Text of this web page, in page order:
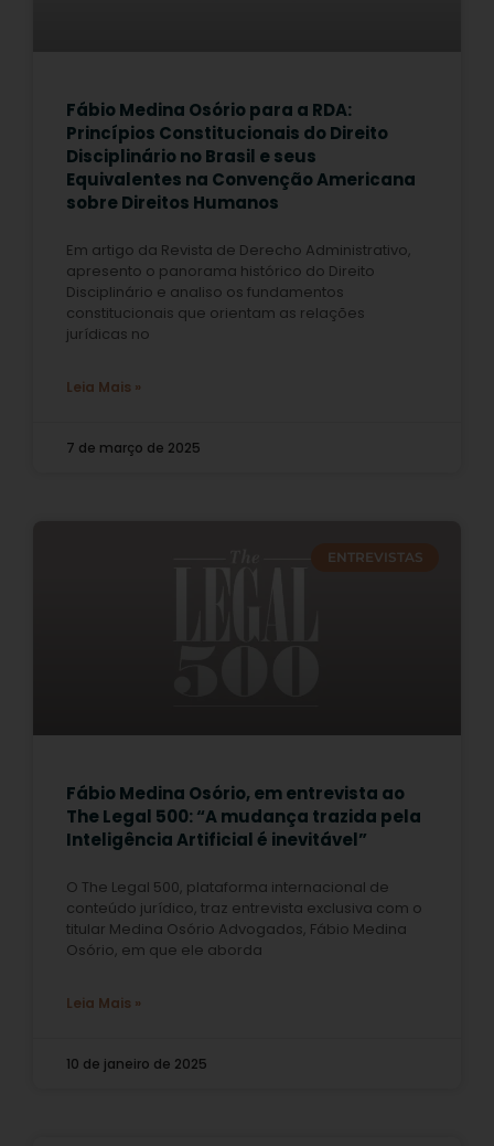
Fábio Medina Osório para a RDA:
Princípios Constitucionais do Direito
Disciplinário no Brasil e seus
Equivalentes na Convenção Americana
sobre Direitos Humanos
Em artigo da Revista de Derecho Administrativo,
apresento o panorama histórico do Direito
Disciplinário e analiso os fundamentos
constitucionais que orientam as relações
jurídicas no
Leia Mais »
7 de março de 2025
ENTREVISTAS
Fábio Medina Osório, em entrevista ao
The Legal 500: “A mudança trazida pela
Inteligência Artificial é inevitável”
O The Legal 500, plataforma internacional de
conteúdo jurídico, traz entrevista exclusiva com o
titular Medina Osório Advogados, Fábio Medina
Osório, em que ele aborda
Leia Mais »
10 de janeiro de 2025